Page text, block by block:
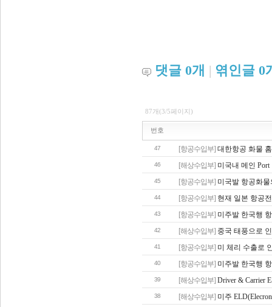
댓글 0개 | 엮인글 0
87개(3/5페이지)
번호
47 [항공수입부] 대한항공 화물
46 [해상수입부] 미국내 메인 Port
45 [항공수입부] 미국발 항공화
44 [항공수입부] 현재 일본 항공
43 [항공수입부] 미주발 한국행
42 [해상수입부] 중국 태풍으로
41 [항공수입부] 미 체리 수출로
40 [항공수입부] 미주발 한국행
39 [해상수입부] Driver & Carrier
38 [해상수입부] 미주